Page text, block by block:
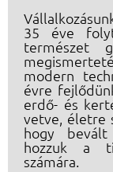
35 éve
természet
modern
évre
erdő- és
vetve, életre
hogy
hozzuk a
számára.